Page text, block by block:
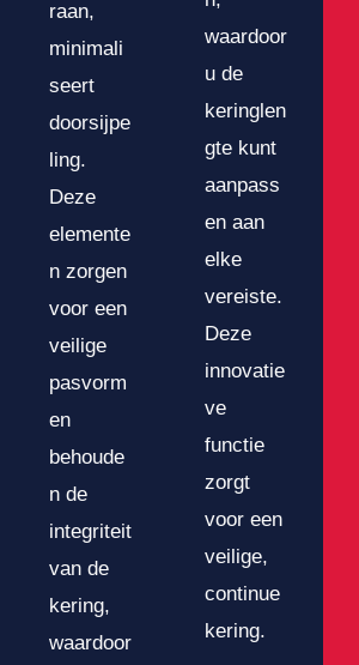
raan,
minimali
seert
doorsijpe
ling.
Deze
elemente
n zorgen
voor een
veilige
pasvorm
en
behoude
n de
integriteit
van de
kering,
waardoor
waardoor
u de
keringlen
gte kunt
aanpass
en aan
elke
vereiste.
Deze
innovatie
ve
functie
zorgt
voor een
veilige,
continue
kering.